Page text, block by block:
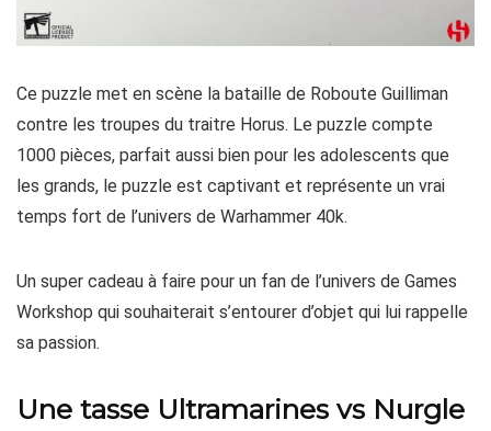
Ce puzzle met en scène la bataille de Roboute Guilliman
contre les troupes du traitre Horus. Le puzzle compte
1000 pièces, parfait aussi bien pour les adolescents que
les grands, le puzzle est captivant et représente un vrai
temps fort de l’univers de Warhammer 40k.
Un super cadeau à faire pour un fan de l’univers de Games
Workshop qui souhaiterait s’entourer d’objet qui lui rappelle
sa passion.
Une tasse Ultramarines vs Nurgle